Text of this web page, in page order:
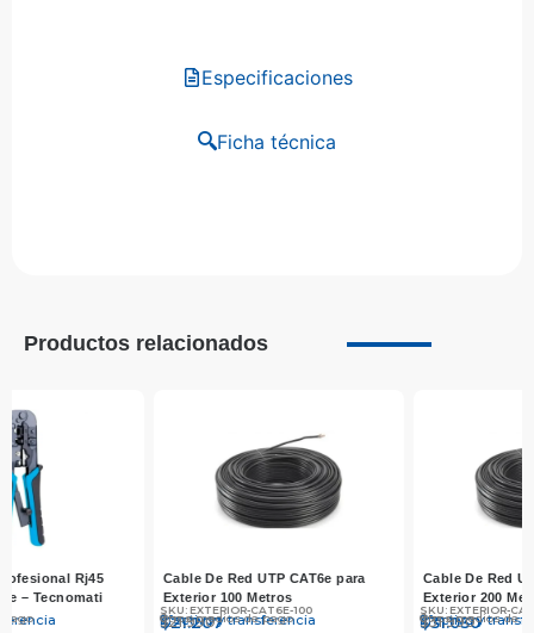
Especificaciones
Ficha técnica
Productos relacionados
Cable De Red UTP CAT6e para
Exterior 100 Metros
SKU: EXTERIOR-CAT6E-100
$21.207
Efectivo y transferencia
$21.990
Otros medios de pago
Cable De Red UTP CAT5e para
Exterior 200 Metros
SKU: EXTERIOR-CAT5E-200
$31.030
Efectivo y transferencia
$31.990
Otros medios de pago